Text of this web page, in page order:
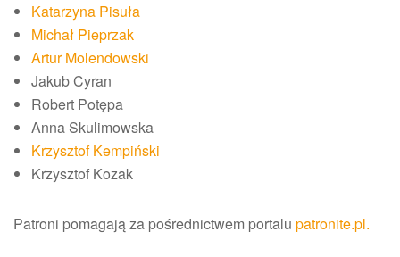
Katarzyna Pisuła
Michał Pieprzak
Artur Molendowski
Jakub Cyran
Robert Potępa
Anna Skulimowska
Krzysztof Kempiński
Krzysztof Kozak
Patroni pomagają za pośrednictwem portalu patronite.pl.